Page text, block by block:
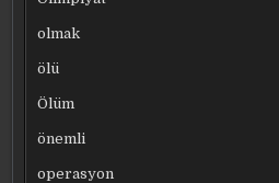
olmak
ölü
Ölüm
önemli
operasyon